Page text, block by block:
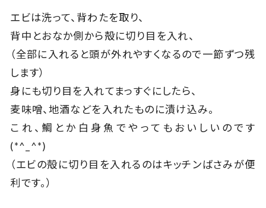
エビは洗って、背わたを取り、
背中とおなか側から殻に切り目を入れ、
（全部に入れると頭が外れやすくなるので一節ずつ残
します）
身にも切り目を入れてまっすぐにしたら、
麦味噌、地酒などを入れたものに漬け込み。
これ、鯛とか白身魚でやってもおいしいのです
(*^_^*)
（エビの殻に切り目を入れるのはキッチンばさみが便
利です。）